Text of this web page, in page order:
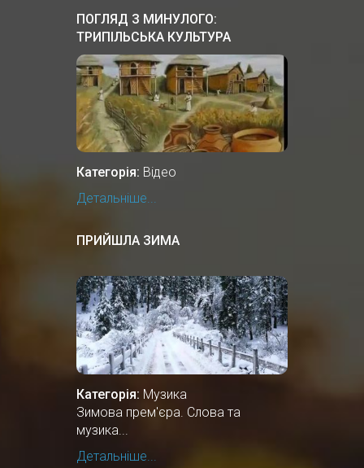
ПОГЛЯД З МИНУЛОГО:
ТРИПІЛЬСЬКА КУЛЬТУРА
Категорія: Відео
Детальніше...
ПРИЙШЛА ЗИМА
Категорія: Музика
Зимова прем'єра. Слова та
музика...
Детальніше...